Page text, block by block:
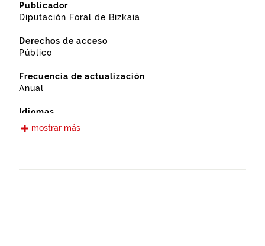
Publicador
Diputación Foral de Bizkaia
Derechos de acceso
Público
Frecuencia de actualización
Anual
Idiomas
Castellano
mostrar más